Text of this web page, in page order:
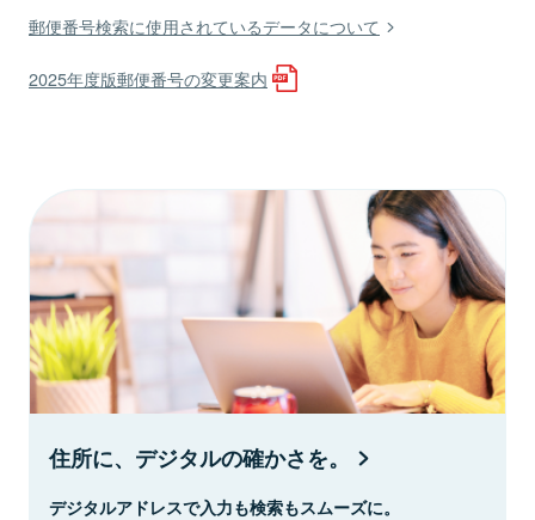
郵便番号検索に使用されているデータについて
2025年度版郵便番号の変更案内
住所に、デジタルの確かさを。
デジタルアドレスで入力も検索もスムーズに。